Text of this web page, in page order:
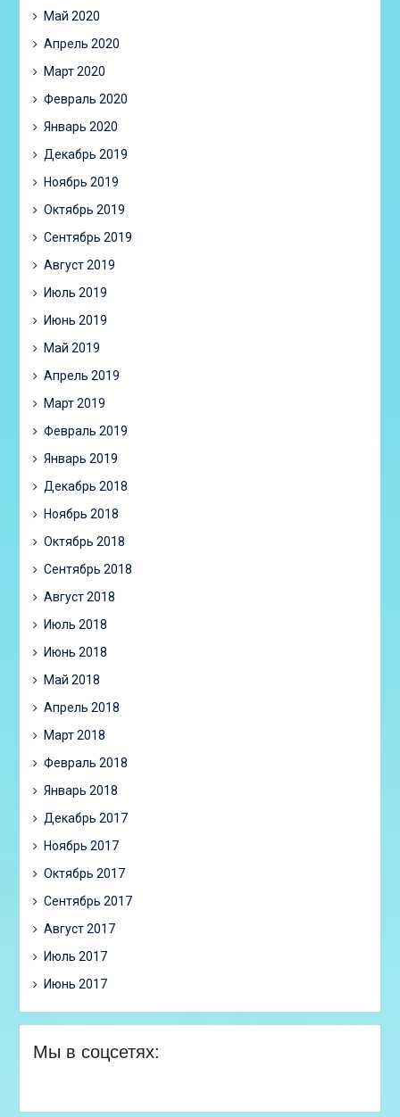
Май 2020
Апрель 2020
Март 2020
Февраль 2020
Январь 2020
Декабрь 2019
Ноябрь 2019
Октябрь 2019
Сентябрь 2019
Август 2019
Июль 2019
Июнь 2019
Май 2019
Апрель 2019
Март 2019
Февраль 2019
Январь 2019
Декабрь 2018
Ноябрь 2018
Октябрь 2018
Сентябрь 2018
Август 2018
Июль 2018
Июнь 2018
Май 2018
Апрель 2018
Март 2018
Февраль 2018
Январь 2018
Декабрь 2017
Ноябрь 2017
Октябрь 2017
Сентябрь 2017
Август 2017
Июль 2017
Июнь 2017
Мы в соцсетях: